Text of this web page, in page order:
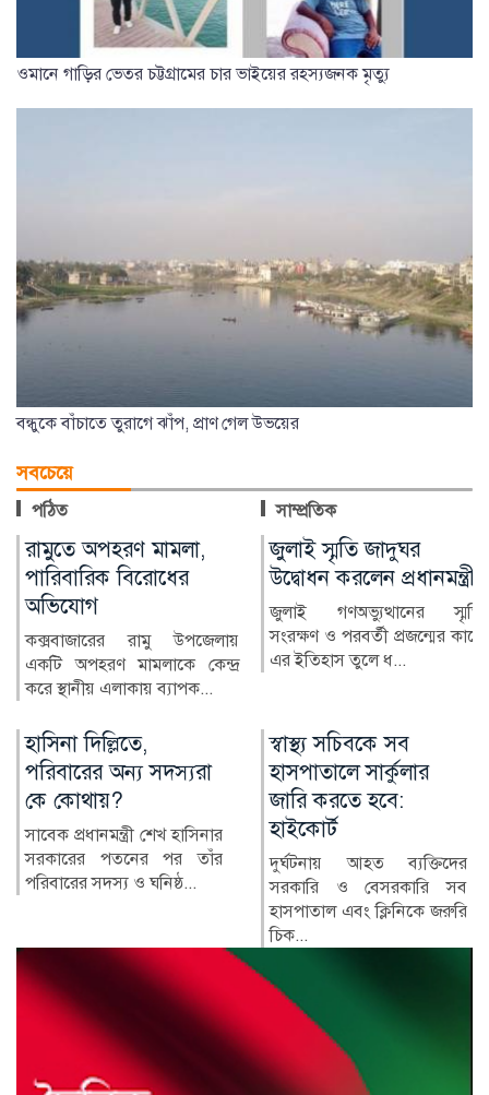
ওমানে গাড়ির ভেতর চট্টগ্রামের চার ভাইয়ের রহস্যজনক মৃত্যু
বন্ধুকে বাঁচাতে তুরাগে ঝাঁপ, প্রাণ গেল উভয়ের
সবচেয়ে
পঠিত সাম্প্রতিক
জুলাই স্মৃতি জাদুঘর
উদ্বোধন করলেন প্রধানমন্ত্রী
জুলাই গণঅভ্যুত্থানের স্মৃতি
সংরক্ষণ ও পরবর্তী প্রজন্মের কাছে
এর ইতিহাস তুলে ধ...
নিরাপদ অভিবাসনে
প্রতারণার ঝুঁকি কমে: জেলা
প্রশাসক নুরমহল আশরাফী
নিরাপদ, নিয়মিত ও বিধিসম্মত
অভিবাসনের মাধ্যমে বিদেশগামী
স্বাস্থ্য সচিবকে সব
হাসপাতালে সার্কুলার
জারি করতে হবে:
হাইকোর্ট
দুর্ঘটনায় আহত ব্যক্তিদের
সরকারি ও বেসরকারি সব
র‍্যাবের পরিবর্তে নতুন
বাহিনী, কী আছে খসড়া
আইনে?
র‍্যাপিড অ্যাকশন ব্যাটালিয়ন
(র‍্যাব) বিলুপ্ত করে স্পেশাল
রেসপন্স ব্যা...